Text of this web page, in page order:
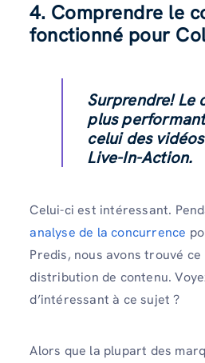
4. Comprendre le
fonctionné pour
Surprendre! Le
plus
celui des
Live-In-Action.
Celui-ci est intéressant.
analyse de la concurrence
Predis, nous avons trouvé ce
distribution de contenu.
d’intéressant à ce sujet ?
Alors que la plupart des